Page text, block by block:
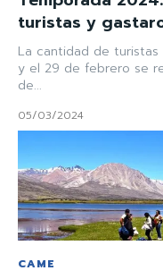
turistas y
La cantidad de
y el 29 de febrero se
de...
05/03/2024
CAME